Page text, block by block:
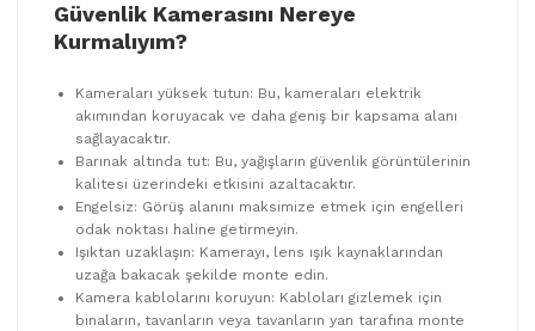
Güvenlik Kamerasını Nereye
Kurmalıyım?
Kameraları yüksek tutun: Bu, kameraları elektrik
akımından koruyacak ve daha geniş bir kapsama alanı
sağlayacaktır.
Barınak altında tut: Bu, yağışların güvenlik görüntülerinin
kalitesi üzerindeki etkisini azaltacaktır.
Engelsiz: Görüş alanını maksimize etmek için engelleri
odak noktası haline getirmeyin.
Işıktan uzaklaşın: Kamerayı, lens ışık kaynaklarından
uzağa bakacak şekilde monte edin.
Kamera kablolarını koruyun: Kabloları gizlemek için
binaların, tavanların veya tavanların yan tarafına monte